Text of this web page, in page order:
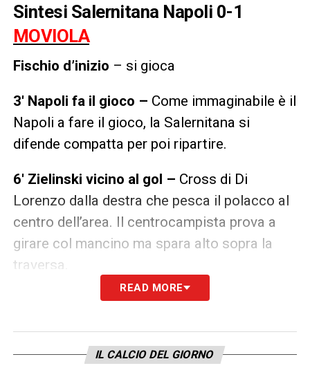
Sintesi Salernitana Napoli 0-1
MOVIOLA
Fischio d’inizio – si gioca
3′ Napoli fa il gioco – Come immaginabile è il
Napoli a fare il gioco, la Salernitana si
difende compatta per poi ripartire.
6′ Zielinski vicino al gol – Cross di Di
Lorenzo dalla destra che pesca il polacco al
centro dell’area. Il centrocampista prova a
girare col mancino ma spara alto sopra la
traversa.
10′ Chance per Lozano –Politano salta
quale su avventa Lozano. Il colpo di testa
finisce sopra la traversa.
READ MORE
IL CALCIO DEL GIORNO